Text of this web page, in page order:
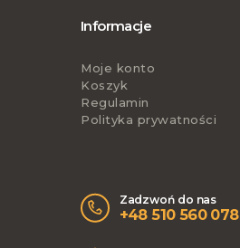
Informacje
Moje konto
Koszyk
Regulamin
Polityka prywatności
Zadzwoń do nas
+48 510 560 078